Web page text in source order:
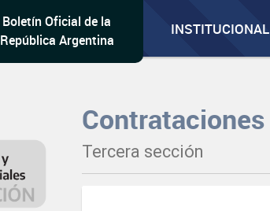
Boletín Oficial de la
República Argentina
INSTITUCIONAL
Contrataciones
Tercera sección